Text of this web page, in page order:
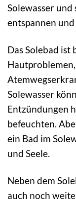
Solewasser und
entspannen
Das Solebad ist
Solewasser
Entzündungen
befeuchten.
ein Bad im
und Seele.
Neben dem
auch noch